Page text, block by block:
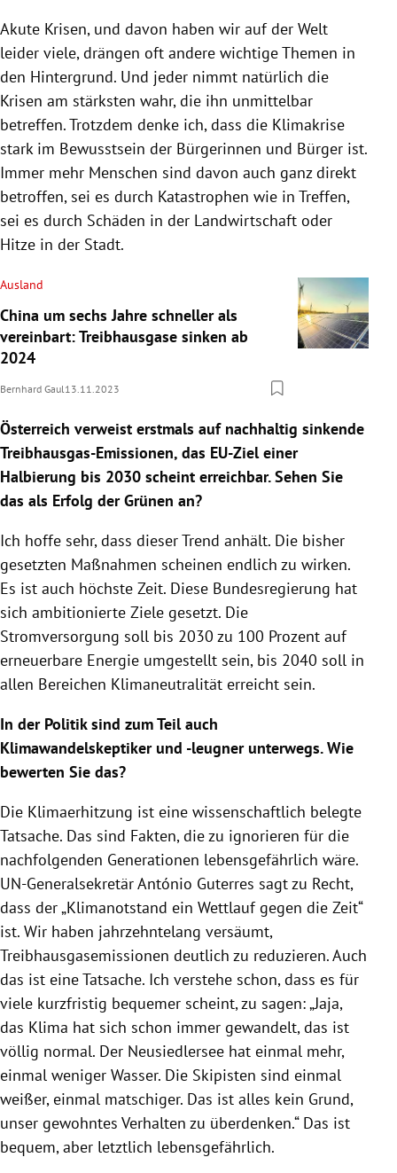
Akute Krisen, und davon haben wir auf der Welt
leider viele, drängen oft andere wichtige Themen in
den Hintergrund. Und jeder nimmt natürlich die
Krisen am stärksten wahr, die ihn unmittelbar
betreffen. Trotzdem denke ich, dass die Klimakrise
stark im Bewusstsein der Bürgerinnen und Bürger ist.
Immer mehr Menschen sind davon auch ganz direkt
betroffen, sei es durch Katastrophen wie in Treffen,
sei es durch Schäden in der Landwirtschaft oder
Hitze in der Stadt.
Ausland
China um sechs Jahre schneller als
vereinbart: Treibhausgase sinken ab
2024
Bernhard Gaul 13.11.2023
Österreich verweist erstmals auf nachhaltig sinkende
Treibhausgas-Emissionen, das EU-Ziel einer
Halbierung bis 2030 scheint erreichbar. Sehen Sie
das als Erfolg der Grünen an?
Ich hoffe sehr, dass dieser Trend anhält. Die bisher
gesetzten Maßnahmen scheinen endlich zu wirken.
Es ist auch höchste Zeit. Diese Bundesregierung hat
sich ambitionierte Ziele gesetzt. Die
Stromversorgung soll bis 2030 zu 100 Prozent auf
erneuerbare Energie umgestellt sein, bis 2040 soll in
allen Bereichen Klimaneutralität erreicht sein.
In der Politik sind zum Teil auch
Klimawandelskeptiker und -leugner unterwegs. Wie
bewerten Sie das?
Die Klimaerhitzung ist eine wissenschaftlich belegte
Tatsache. Das sind Fakten, die zu ignorieren für die
nachfolgenden Generationen lebensgefährlich wäre.
UN-Generalsekretär António Guterres sagt zu Recht,
dass der „Klimanotstand ein Wettlauf gegen die Zeit“
ist. Wir haben jahrzehntelang versäumt,
Treibhausgasemissionen deutlich zu reduzieren. Auch
das ist eine Tatsache. Ich verstehe schon, dass es für
viele kurzfristig bequemer scheint, zu sagen: „Jaja,
das Klima hat sich schon immer gewandelt, das ist
völlig normal. Der Neusiedlersee hat einmal mehr,
einmal weniger Wasser. Die Skipisten sind einmal
weißer, einmal matschiger. Das ist alles kein Grund,
unser gewohntes Verhalten zu überdenken.“ Das ist
bequem, aber letztlich lebensgefährlich.